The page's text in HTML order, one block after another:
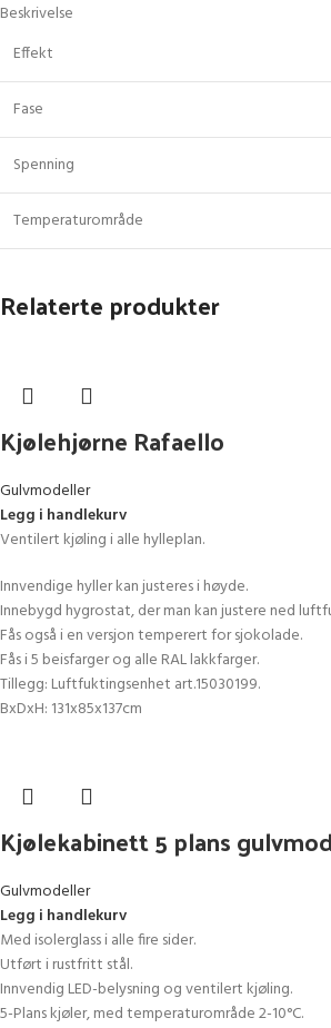
Beskrivelse
Effekt
Fase
Spenning
Temperaturområde
Relaterte produkter
Kjølehjørne Rafaello
Gulvmodeller
Legg i handlekurv
Ventilert kjøling i alle hylleplan.
Innvendige hyller kan justeres i høyde.
Innebygd hygrostat, der man kan justere ned
Fås også i en versjon temperert for sjokolade.
Fås i 5 beisfarger og alle RAL lakkfarger.
Tillegg: Luftfuktingsenhet art.15030199.
BxDxH: 131x85x137cm
Kjølekabinett 5 plans
Gulvmodeller
Legg i handlekurv
Med isolerglass i alle fire sider.
Utført i rustfritt stål.
Innvendig LED-belysning og ventilert kjøling.
5-Plans kjøler, med temperaturområde 2-10°C.